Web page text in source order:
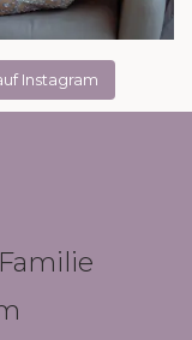
Instagram
Familie